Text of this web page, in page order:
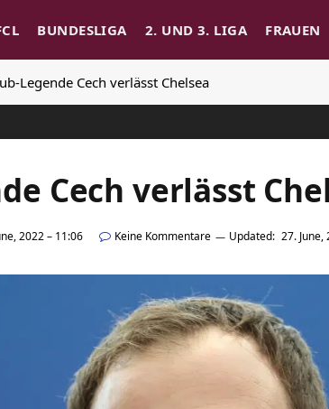
BUNDESLIGA 2. UND 3. LIGA FRAUEN
Legende Cech verlässt Chelsea
Cech verlässt
2022 – 11:06 Keine Kommentare Updated: 27. June,